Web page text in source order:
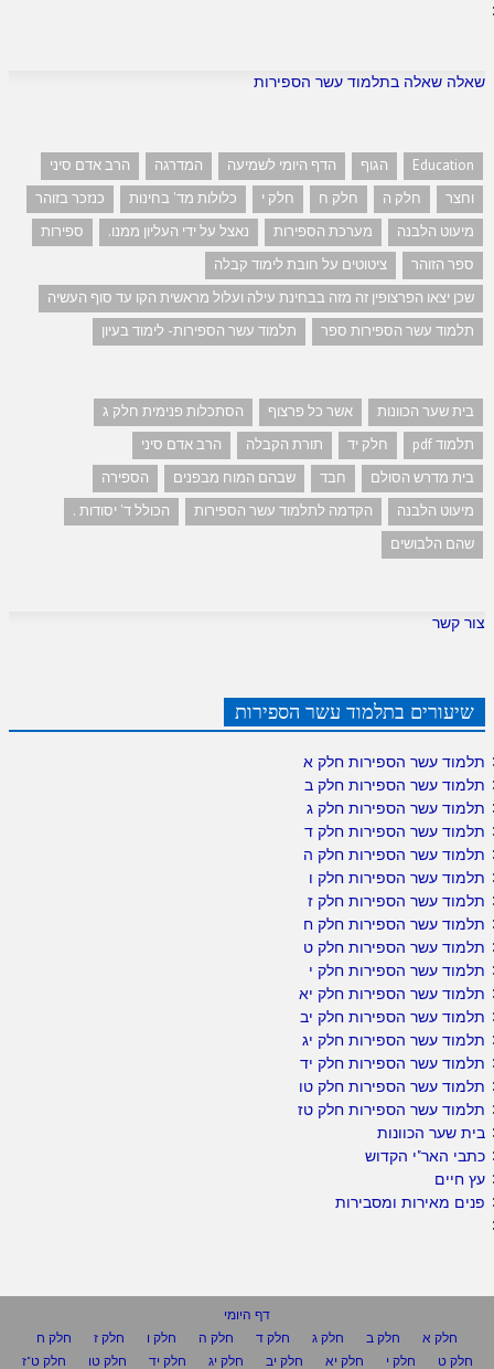
שאלה שאלה בתלמוד עשר הספירות
Education הגוף הדף היומי לשמיעה המדרגה
הרב אדם סיני
וחצר
חלק ה חלק ח חלק י כלולות מד' בחינות
כנזכר בזוהר
מיעוט הלבנה
מערכת הספירות נאצל על ידי העליון ממנו.
ספירות
ספר הזוהר
ציטוטים על חובת לימוד קבלה
שכן יצאו הפרצופין זה מזה בבחינת עילה ועלול מראשית הקו עד סוף העשיה
תלמוד עשר הספירות ספר
תלמוד עשר הספירות- לימוד בעיון
בית שער הכוונות אשר כל פרצוף
הסתכלות פנימית חלק ג
תלמוד pdf
חלק יד תורת הקבלה
הרב אדם סיני
בית מדרש הסולם
חבד שבהם המוח מבפנים
הספירה
מיעוט הלבנה
הקדמה לתלמוד עשר הספירות
הכולל ד' יסודות .
שהם הלבושים
צור קשר
שיעורים בתלמוד עשר הספירות
תלמוד עשר הספירות חלק א
תלמוד עשר הספירות חלק ב
תלמוד עשר הספירות חלק ג
תלמוד עשר הספירות חלק ד
תלמוד עשר הספירות חלק ה
תלמוד עשר הספירות חלק ו
תלמוד עשר הספירות חלק ז
תלמוד עשר הספירות חלק ח
תלמוד עשר הספירות חלק ט
תלמוד עשר הספירות חלק י
תלמוד עשר הספירות חלק יא
תלמוד עשר הספירות חלק יב
תלמוד עשר הספירות חלק יג
תלמוד עשר הספירות חלק יד
תלמוד עשר הספירות חלק טו
תלמוד עשר הספירות חלק טז
בית שער הכוונות
כתבי האר"י הקדוש
עץ חיים
פנים מאירות ומסבירות
דף היומי
חלק א
חלק ב חלק ג חלק ד חלק ה חלק ו חלק ז
חלק ח
חלק ט
חלק י חלק יא חלק יב חלק יג חלק יד חלק טו חלק ט"ז